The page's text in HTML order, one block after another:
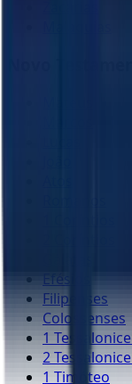
Efésios
Filipenses
Colossenses
1
2
1 Timóteo